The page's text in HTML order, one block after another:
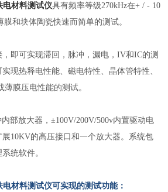
材料测试仪具有频率等级270kHz在+ / - 10
和块体陶瓷快速而简单的测试。
即可实现滞回，脉冲，漏电，IV和IC的测
现热释电性能、磁电特性、晶体管特性、
膜压电性能的测试。
部放大器，±100V/200V/500v内置驱动电
10KV的高压接口和一个放大器。系统包
统软件。
材料测试仪可实现的测试功能：